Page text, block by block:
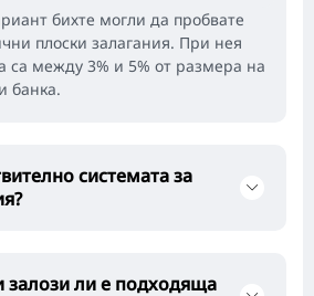
бихте могли да пробвате
плоски залагания. При нея
са между 3% и 5% от размера на
банка.
системата за
залози ли е подходяща